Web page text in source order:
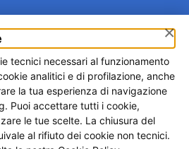
regione
di tuo interesse oppure visita la
di capelli.
Lombardia Toscana
×
tecnici necessari al funzionamento
analitici e di profilazione, anche
la tua esperienza di navigazione
Puoi accettare tutti i cookie,
le tue scelte. La chiusura del
al rifiuto dei cookie non tecnici.